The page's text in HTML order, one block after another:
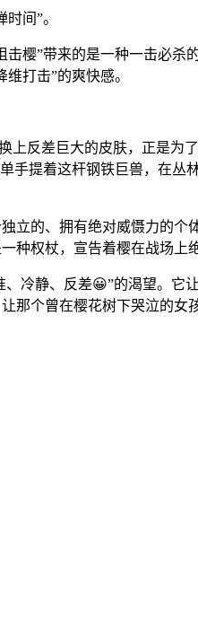
间”。
樱”带来的是一种一击必杀
打击”的爽快感。
上反差巨大的皮肤，正是为
手提着这杆钢铁巨兽，在丛
立的、拥有绝对威慑力的个
种权杖，宣告着樱在战场上
、冷静、反差😀”的渴望。
那个曾在樱花树下哭泣的女